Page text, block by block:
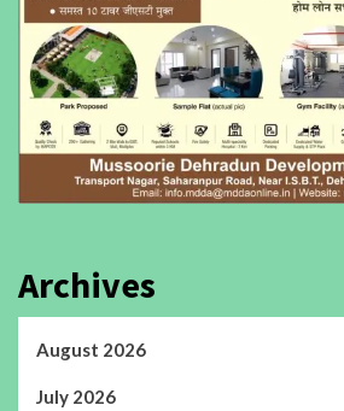
Archives
August 2026
July 2026